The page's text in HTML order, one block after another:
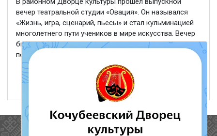
вечер театральной студии «Овация». Он назывался
«Жизнь, игра, сценарий, пьесы» и стал кульминацией
многолетнего пути учеников в мире искусства. Вечер
был насыщенным и ярким. Он позволил всем
погрузиться в магию театра. Выпускники блеснули ...
Полезные ссылки